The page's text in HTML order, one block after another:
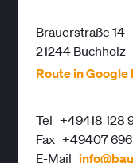
Brauerstraße 14
21244 Buchholz
Route in
Tel +49418 128
Fax +49407
E-Mail